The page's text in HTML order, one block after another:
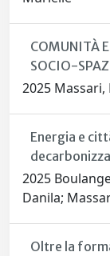
COMUNITÀ
SOCIO-
2025
Energia e
2025
Danila;
Oltre la